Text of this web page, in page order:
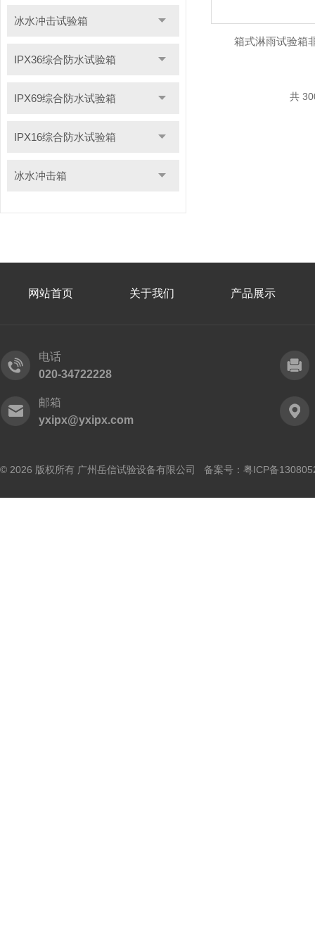
冰水冲击试验箱
IPX36综合防水试验箱
IPX69综合防水试验箱
IPX16综合防水试验箱
冰水冲击箱
箱式淋雨试验箱
共
网站首页 关于我们 产品展示
电话
020-34722228
邮箱
yxipx@yxipx.com
© 2026 版权所有 广州岳信试验设备有限公司 备案号： 粤ICP备